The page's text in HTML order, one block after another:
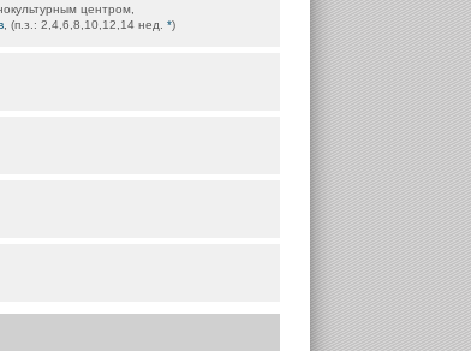
центром,
, (п.з.: 2,4,6,8,10,12,14 нед. *)